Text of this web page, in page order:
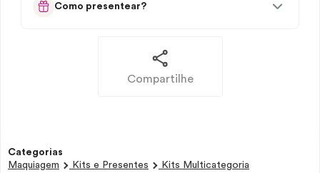
Como presentear?
Compartilhe
Categorias
Maquiagem
Kits e Presentes Kits Multicategoria